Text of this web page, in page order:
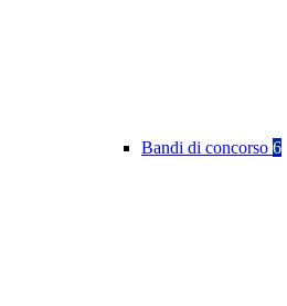
Bandi di concorso 6